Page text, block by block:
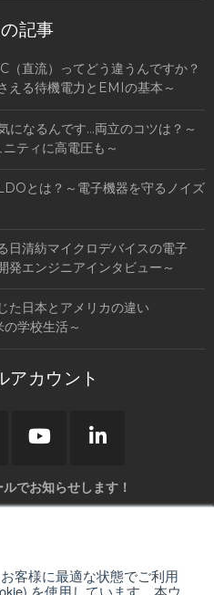
客様に最適な状態でご利用
を使用しています。本ウ
記事
（直流）ってどう違うんですか？
える待機電力とEMIの基本～
になるんです…両立のコツは？～
ティに高電圧も～
とは？～電子機器を守るノイズ
日清紡マイクロデバイスの電子
発エンジニアインタビュー～
た日本とアメリカの違い
の学校生活～
アカウント
でお知らせします！
認いただき、同意の上送信して下さい。